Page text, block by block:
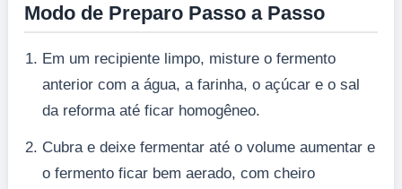
Modo de Preparo Passo a Passo
Em um recipiente limpo, misture o fermento
anterior com a água, a farinha, o açúcar e o sal
da reforma até ficar homogêneo.
Cubra e deixe fermentar até o volume aumentar e
o fermento ficar bem aerado, com cheiro